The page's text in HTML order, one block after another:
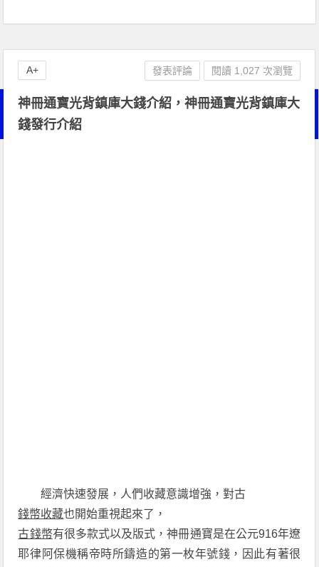
神冊通寶光背鎮庫大錢介紹，神冊通寶光背鎮庫大
錢發行介紹
經濟快速發展，人們收藏意識增強，對古
錢幣收藏也開始重視起來了，
古錢幣有很多款式以及版式，神冊通寶是在公元916年遼
耶律阿保機稱帝時所鑄造的第一枚年號錢，因此有著很
發表評論 閱讀 1,027 次瀏覽
A+